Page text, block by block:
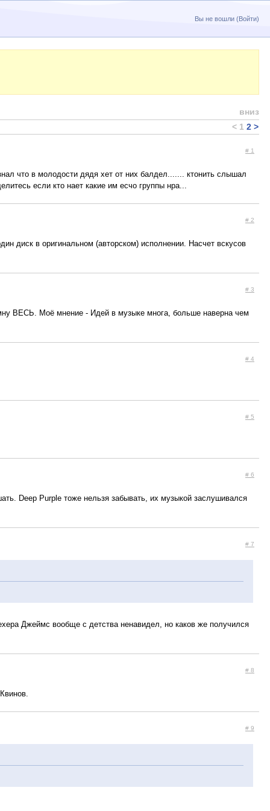
Вы не вошли (Войти)
вниз
< 1 2 >
# 1
что в молодости дядя хет от них балдел....... ктонить слышал
если кто нает какие им есчо группы нра...
# 2
диск в оригинальном (авторском) исполнении. Насчет вскусов
# 3
ВЕСЬ. Моё мнение - Идей в музыке многа, больше наверна чем
# 4
# 5
# 6
Deep Purple тоже нельзя забывать, их музыкой заслушивался
# 7
Джеймс вообще с детства ненавидел, но каков же получился
# 8
# 9